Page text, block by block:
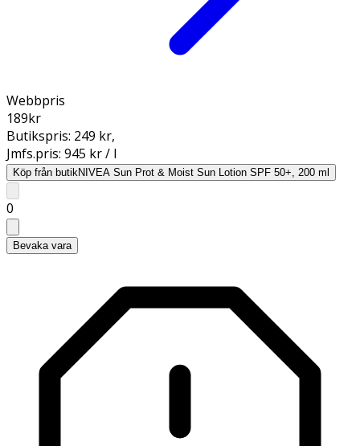
Webbpris
189kr
Butikspris: 249 kr,
Jmfs.pris: 945 kr / l
Köp från butikNIVEA Sun Prot & Moist Sun Lotion SPF 50+, 200 ml
0
Bevaka vara